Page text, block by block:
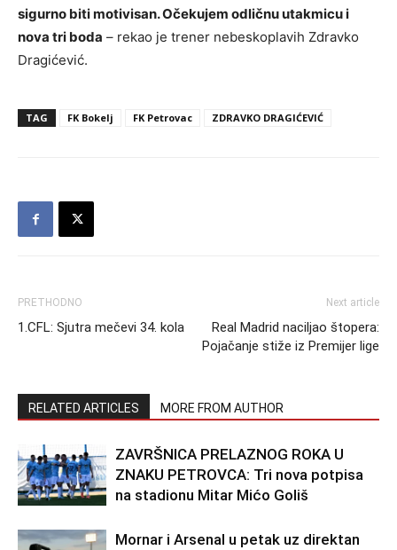
sigurno biti motivisan. Očekujem odličnu utakmicu i
nova tri boda – rekao je trener nebeskoplavih Zdravko
Dragićević.
TAG FK Bokelj FK Petrovac ZDRAVKO DRAGIĆEVIĆ
PRETHODNO
1.CFL: Sjutra mečevi 34. kola
Next article
Real Madrid naciljao štopera:
Pojačanje stiže iz Premijer lige
RELATED ARTICLES MORE FROM AUTHOR
ZAVRŠNICA PRELAZNOG ROKA U
ZNAKU PETROVCA: Tri nova potpisa
na stadionu Mitar Mićo Goliš
Mornar i Arsenal u petak uz direktan